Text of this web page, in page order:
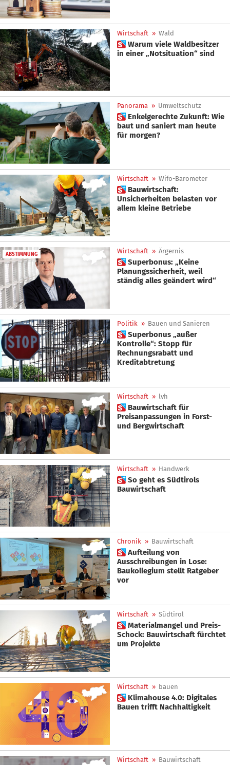
Wirtschaft » Wald
 Warum viele Waldbesitzer
in einer „Notsituation“ sind
Panorama » Umweltschutz
 Enkelgerechte Zukunft: Wie
baut und saniert man heute
für morgen?
Wirtschaft » Wifo-Barometer
 Bauwirtschaft:
Unsicherheiten belasten vor
allem kleine Betriebe
ABSTIMMUNG Wirtschaft » Ärgernis
 Superbonus: „Keine
Planungssicherheit, weil
ständig alles geändert wird“
Politik » Bauen und Sanieren
 Superbonus „außer
Kontrolle“: Stopp für
Rechnungsrabatt und
Kreditabtretung
Wirtschaft » lvh
 Bauwirtschaft für
Preisanpassungen in Forst-
und Bergwirtschaft
Wirtschaft » Handwerk
 So geht es Südtirols
Bauwirtschaft
Chronik » Bauwirtschaft
 Aufteilung von
Ausschreibungen in Lose:
Baukollegium stellt Ratgeber
vor
Wirtschaft » Südtirol
 Materialmangel und Preis-
Schock: Bauwirtschaft fürchtet
um Projekte
Wirtschaft » bauen
 Klimahouse 4.0: Digitales
Bauen trifft Nachhaltigkeit
Wirtschaft » Bauwirtschaft